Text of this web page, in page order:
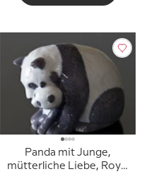
Panda mit Junge,
mütterliche Liebe, Royal